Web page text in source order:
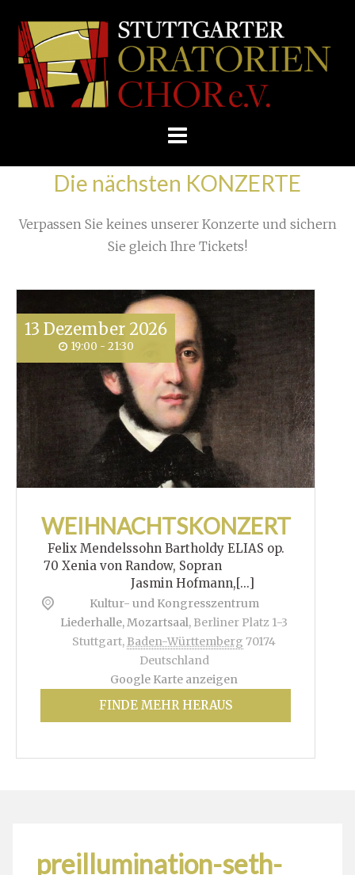
Skip
E.V.
Home Konzert Gegensätze ziehen sich an
Die nächsten KONZERTE
Verpassen Sie keines unserer Konzerte und sichern
Sie gleich Ihre Tickets!
13 Dezember 2026
19:00 - 21:30
WEIHNACHTSKONZERT
Felix Mendelssohn Bartholdy ELIAS op.
70 Xenia von Randow, Sopran
Jasmin Hofmann,[...]
Kultur- und Kongresszentrum
Liederhalle, Mozartsaal, Berliner Platz 1-3
Stuttgart, Baden-Württemberg 70174
Deutschland
Google Karte anzeigen
FINDE MEHR HERAUS
preillumination-seth-